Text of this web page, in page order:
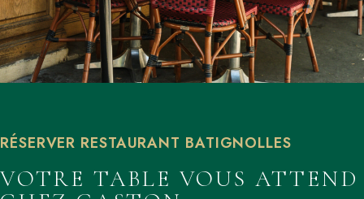
RÉSERVER RESTAURANT BATIGNOLLES
VOTRE TABLE VOUS ATTEND